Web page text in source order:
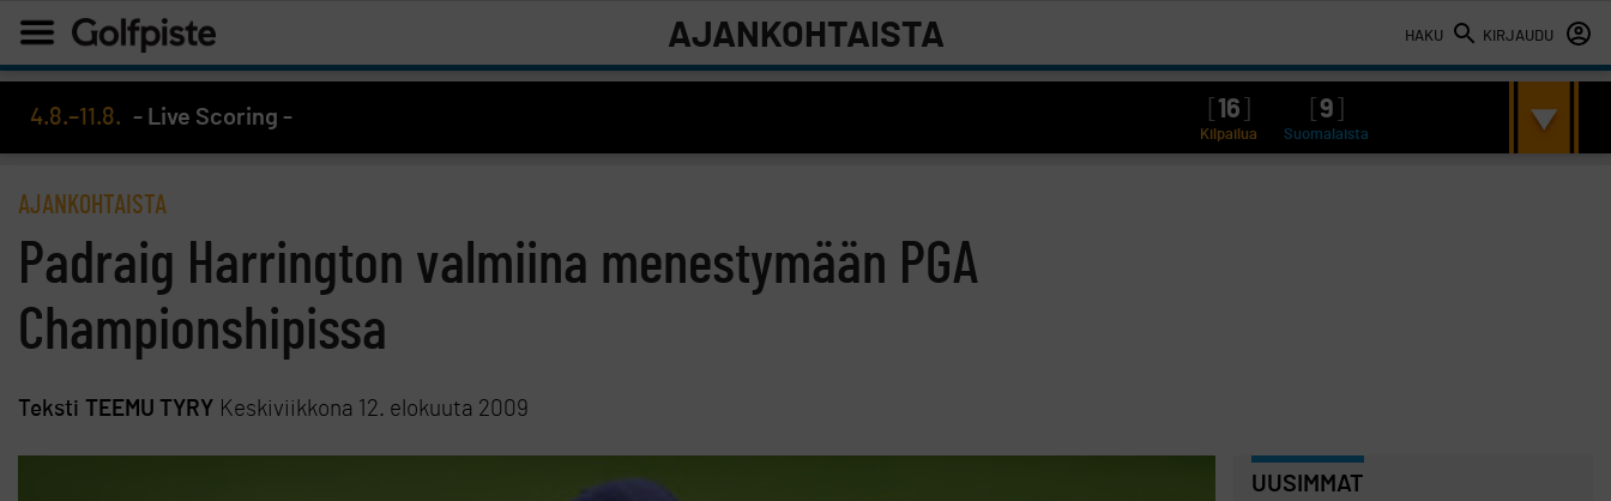
HAKU KIRJAUDU
AJANKOHTAISTA
4.8.–11.8. - Live Scoring - 16 9
Kilpailua Suomalaista
AJANKOHTAISTA
Padraig Harrington valmiina menestymään PGA
Championshipissa
Teksti TEEMU TYRY Keskiviikkona 12. elokuuta 2009
UUSIMMAT